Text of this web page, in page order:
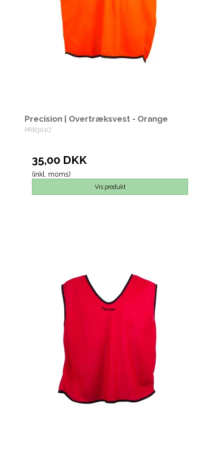
Precision | Overtræksvest - Orange
PRB301O
35,00 DKK
(inkl. moms)
Vis produkt